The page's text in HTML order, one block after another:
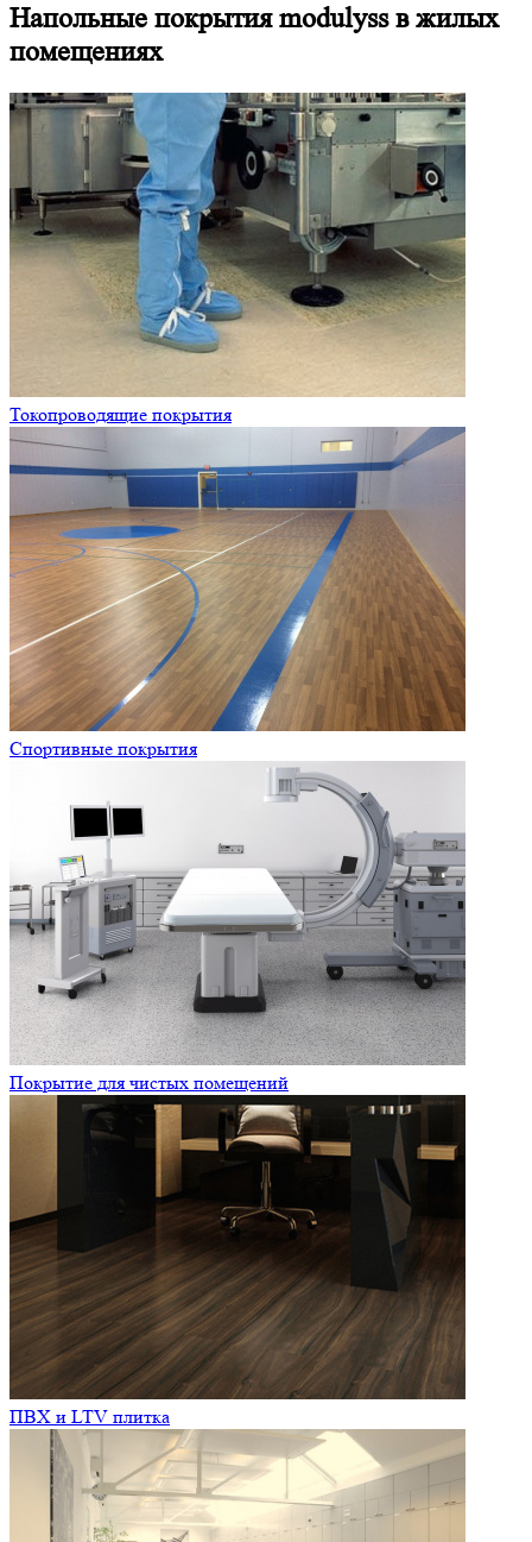
Напольные покрытия modulyss в жилых
помещениях
Токопроводящие покрытия
Спортивные покрытия
Покрытие для чистых помещений
ПВХ и LTV плитка